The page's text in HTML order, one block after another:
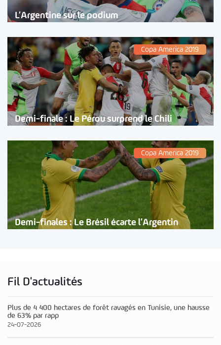
L’Argentine sur le podium
Copa America 2019
Demi-finale : Le Pérou surprend le Chili
Copa America 2019
Demi-finales : Le Brésil écarte l’Argentin
Fil D'actualités
Plus de 4 400 hectares de forêt ravagés en Tunisie, une hausse
de 63% par rapp
24-07-2026